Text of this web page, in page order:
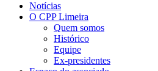
Notícias
O CPP Limeira
Quem somos
Histórico
Equipe
Ex-presidentes